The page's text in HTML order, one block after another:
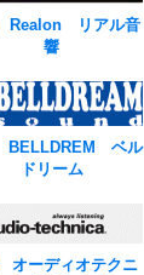
Realon リアル音
響
ベル
ドリーム
ーディオテクニ